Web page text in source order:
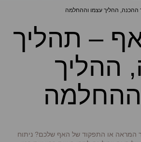
ההכנה, ההליך עצמו וההחלמה
אף – תהליך
ההליך
המראה או התפקוד של האף שלכם? ניתוח